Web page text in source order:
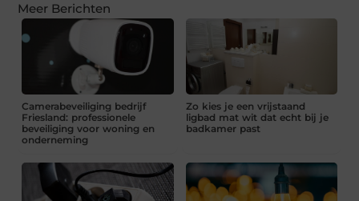
Meer Berichten
Camerabeveiliging bedrijf
Friesland: professionele
beveiliging voor woning en
onderneming
Zo kies je een vrijstaand
ligbad mat wit dat echt bij je
badkamer past